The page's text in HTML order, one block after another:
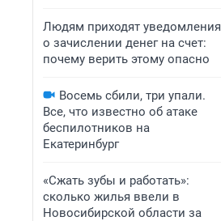
Людям приходят уведомления
о зачислении денег на счет:
почему верить этому опасно
Восемь сбили, три упали.
Все, что известно об атаке
беспилотников на
Екатеринбург
«Сжать зубы и работать»:
сколько жилья ввели в
Новосибирской области за